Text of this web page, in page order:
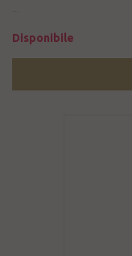
Disponibile